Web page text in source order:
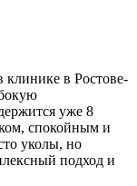
в Ростове-
уже 8
спокойным и
уколы, но
подход и